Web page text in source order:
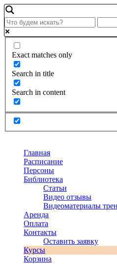
Exact matches only
Search in title
Search in content
Главная
Расписание
Персоны
Библиотека
Статьи
Видео отзывы
Видеоматериалы
Аренда
Оплата
Контакты
Оставить заявку
Курсы
Корзина